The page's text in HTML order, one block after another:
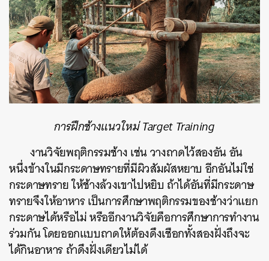
การฝึกช้างแนวใหม่ Target Training
งานวิจัยพฤติกรรมช้าง เช่น วางถาดไว้สองอัน อัน
หนึ่งข้างในมีกระดาษทรายที่มีผิวสัมผัสหยาบ อีกอันไม่ใช่
กระดาษทราย ให้ช้างล้วงเขาไปหยิบ ถ้าได้อันที่มีกระดาษ
ทรายจึงให้อาหาร เป็นการศึกษาพฤติกรรมของช้างว่าแยก
กระดาษได้หรือไม่ หรืออีกงานวิจัยคือการศึกษาการทำงาน
ร่วมกัน โดยออกแบบถาดให้ต้องดึงเชือกทั้งสองฝั่งถึงจะ
ได้กินอาหาร ถ้าดึงฝั่งเดียวไม่ได้
ค้นหา